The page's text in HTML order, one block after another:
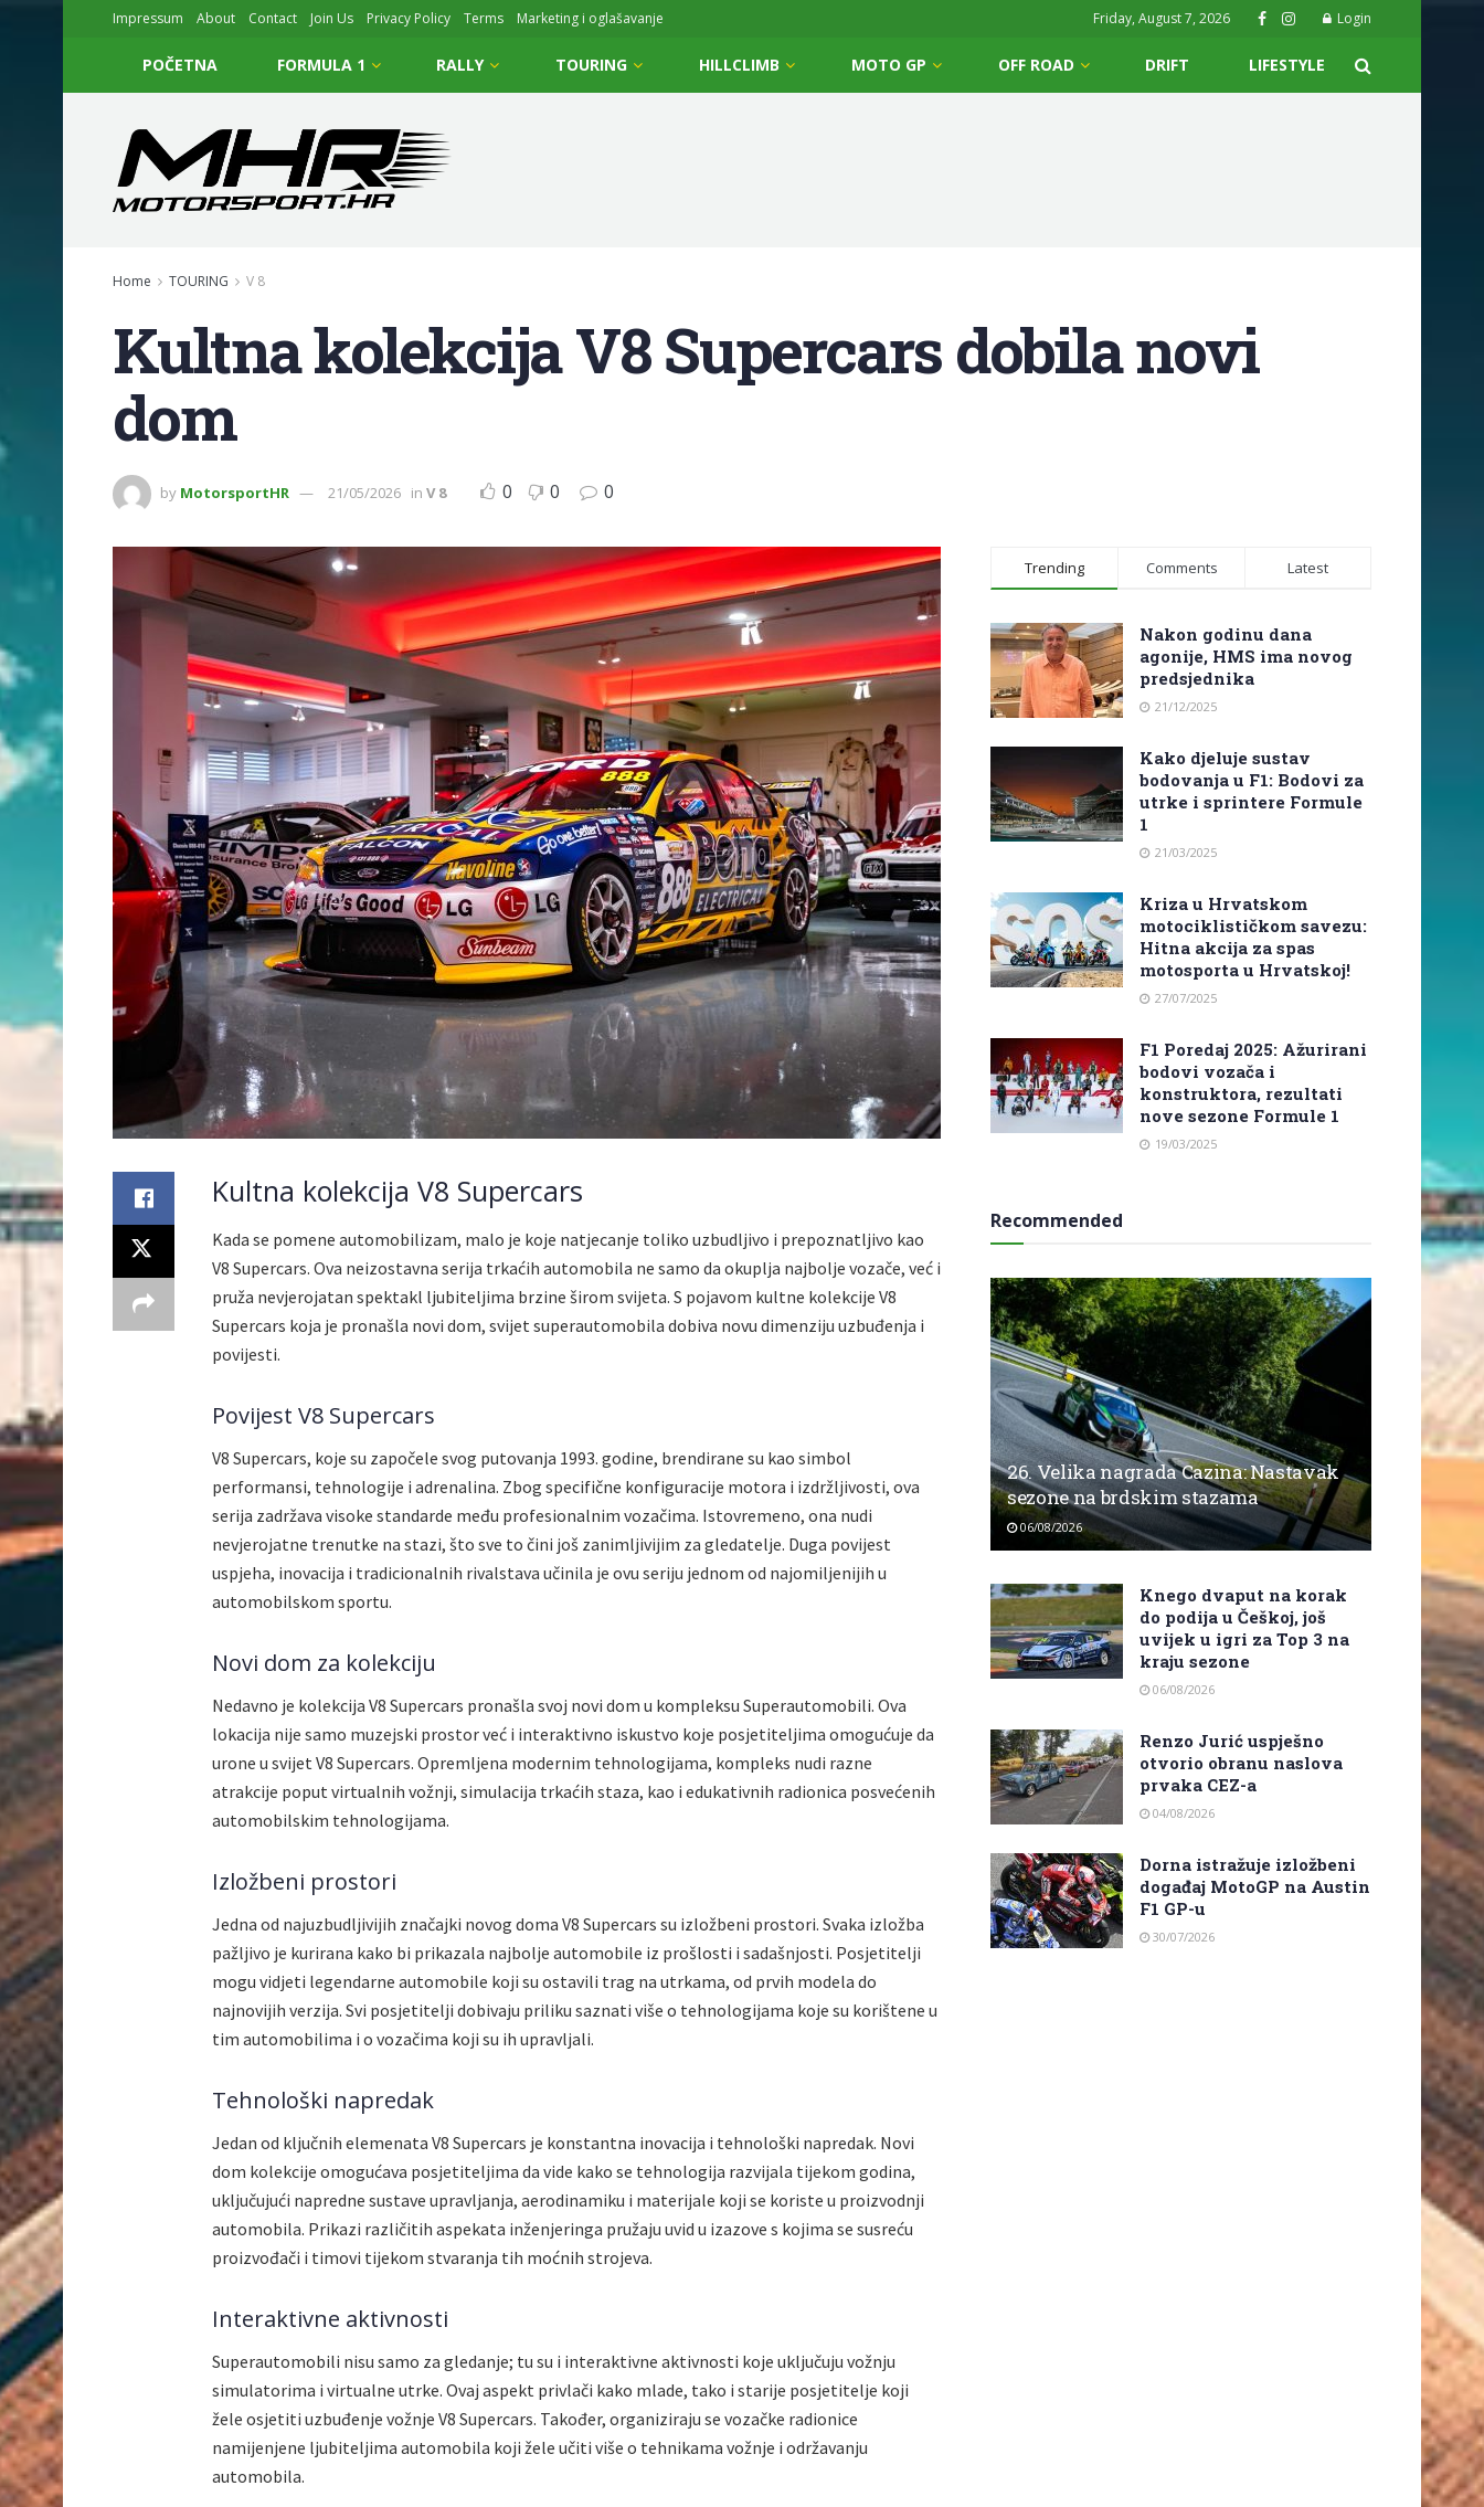
Impressum About Contact Join Us Privacy Policy Terms Marketing i oglašavanje Friday, August 7, 2026 Login
POČETNA FORMULA 1 RALLY TOURING HILLCLIMB MOTO GP OFF ROAD DRIFT LIFESTYLE
Home TOURING V 8
Kultna kolekcija V8 Supercars dobila novi
dom
by MotorsportHR 21/05/2026 in V 8 0 0 0
Kultna kolekcija V8 Supercars
Kada se pomene automobilizam, malo je koje natjecanje toliko uzbudljivo i prepoznatljivo kao
V8 Supercars. Ova neizostavna serija trkaćih automobila ne samo da okuplja najbolje vozače, već i
pruža nevjerojatan spektakl ljubiteljima brzine širom svijeta. S pojavom kultne kolekcije V8
Supercars koja je pronašla novi dom, svijet superautomobila dobiva novu dimenziju uzbuđenja i
povijesti.
Povijest V8 Supercars
V8 Supercars, koje su započele svog putovanja 1993. godine, brendirane su kao simbol
performansi, tehnologije i adrenalina. Zbog specifične konfiguracije motora i izdržljivosti, ova
serija zadržava visoke standarde među profesionalnim vozačima. Istovremeno, ona nudi
nevjerojatne trenutke na stazi, što sve to čini još zanimljivijim za gledatelje. Duga povijest
uspjeha, inovacija i tradicionalnih rivalstava učinila je ovu seriju jednom od najomiljenijih u
automobilskom sportu.
Novi dom za kolekciju
Nedavno je kolekcija V8 Supercars pronašla svoj novi dom u kompleksu Superautomobili. Ova
lokacija nije samo muzejski prostor već i interaktivno iskustvo koje posjetiteljima omogućuje da
urone u svijet V8 Supercars. Opremljena modernim tehnologijama, kompleks nudi razne
atrakcije poput virtualnih vožnji, simulacija trkaćih staza, kao i edukativnih radionica posvećenih
automobilskim tehnologijama.
Izložbeni prostori
Jedna od najuzbudljivijih značajki novog doma V8 Supercars su izložbeni prostori. Svaka izložba
pažljivo je kurirana kako bi prikazala najbolje automobile iz prošlosti i sadašnjosti. Posjetitelji
mogu vidjeti legendarne automobile koji su ostavili trag na utrkama, od prvih modela do
najnovijih verzija. Svi posjetitelji dobivaju priliku saznati više o tehnologijama koje su korištene u
tim automobilima i o vozačima koji su ih upravljali.
Tehnološki napredak
Jedan od ključnih elemenata V8 Supercars je konstantna inovacija i tehnološki napredak. Novi
dom kolekcije omogućava posjetiteljima da vide kako se tehnologija razvijala tijekom godina,
uključujući napredne sustave upravljanja, aerodinamiku i materijale koji se koriste u proizvodnji
automobila. Prikazi različitih aspekata inženjeringa pružaju uvid u izazove s kojima se susreću
proizvođači i timovi tijekom stvaranja tih moćnih strojeva.
Interaktivne aktivnosti
Superautomobili nisu samo za gledanje; tu su i interaktivne aktivnosti koje uključuju vožnju
simulatorima i virtualne utrke. Ovaj aspekt privlači kako mlade, tako i starije posjetitelje koji
žele osjetiti uzbuđenje vožnje V8 Supercars. Također, organiziraju se vozačke radionice
namijenjene ljubiteljima automobila koji žele učiti više o tehnikama vožnje i održavanju
automobila.
Trending Comments Latest
Nakon godinu dana
agonije, HMS ima novog
predsjednika
21/12/2025
Kako djeluje sustav
bodovanja u F1: Bodovi za
utrke i sprintere Formule
1
21/03/2025
Kriza u Hrvatskom
motociklističkom savezu:
Hitna akcija za spas
motosporta u Hrvatskoj!
27/07/2025
F1 Poredaj 2025: Ažurirani
bodovi vozača i
konstruktora, rezultati
nove sezone Formule 1
19/03/2025
Recommended
26. Velika nagrada Cazina: Nastavak
sezone na brdskim stazama
06/08/2026
Knego dvaput na korak
do podija u Češkoj, još
uvijek u igri za Top 3 na
kraju sezone
06/08/2026
Renzo Jurić uspješno
otvorio obranu naslova
prvaka CEZ-a
04/08/2026
Dorna istražuje izložbeni
događaj MotoGP na Austin
F1 GP-u
30/07/2026